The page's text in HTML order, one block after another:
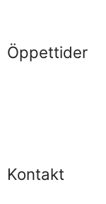
Öppettider
Kontakt